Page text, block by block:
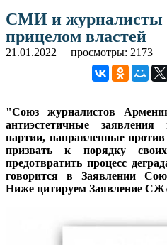
СМИ и журналисты
прицелом властей
21.01.2022 просмотры: 2173
"Союз журналистов
антиэстетичные заявления
партии, направленные
призвать к порядку
предотвратить процесс
говорится в Заявлении
Ниже цитируем Заявление